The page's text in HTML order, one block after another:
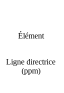
Élément
Ligne directrice
(ppm)